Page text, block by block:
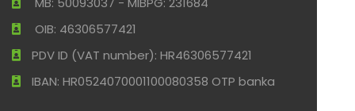
OIB: 46306577421
PDV ID (VAT number): HR46306577421
IBAN: HR0524070001100080358 OTP banka